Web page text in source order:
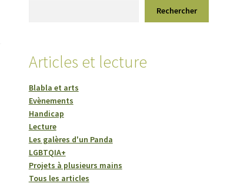
Rechercher
Articles et lecture
Blabla et arts
Evènements
Handicap
Lecture
Les galères d'un Panda
LGBTQIA+
Projets à plusieurs mains
Tous les articles